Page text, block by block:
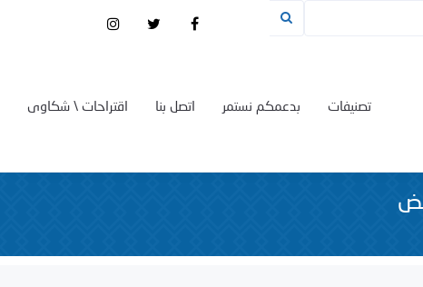
اقتراحات \ شكاوى اتصل بنا بدعمكم نستمر تصنيفات